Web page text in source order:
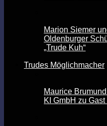
Marion Siemer
Oldenburger
„Trude Kuh“
Trudes Möglichmacher
Maurice
KI GmbH zu Gast